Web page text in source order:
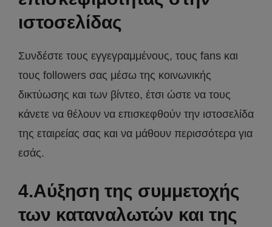
ιστοσελίδας
Συνδέστε τους εγγεγραμμένους, τους fans και
τους followers σας μέσω της κοινωνικής
δικτύωσης και των βίντεο, έτσι ώστε να τους
κάνετε να θέλουν να επισκεφθούν την ιστοσελίδα
της εταιρείας σας και να μάθουν περισσότερα για
εσάς.
4.Αύξηση της συμμετοχής
των καταναλωτών και της